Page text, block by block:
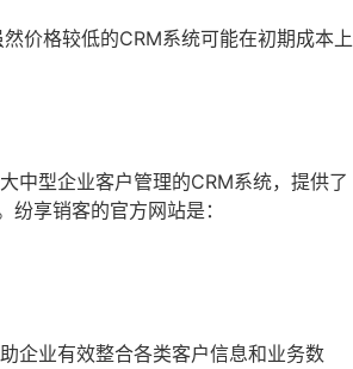
价格较低的CRM系统可能在初期成本上
中型企业客户管理的CRM系统，提供了
享销客的官方网站是：
企业有效整合各类客户信息和业务数